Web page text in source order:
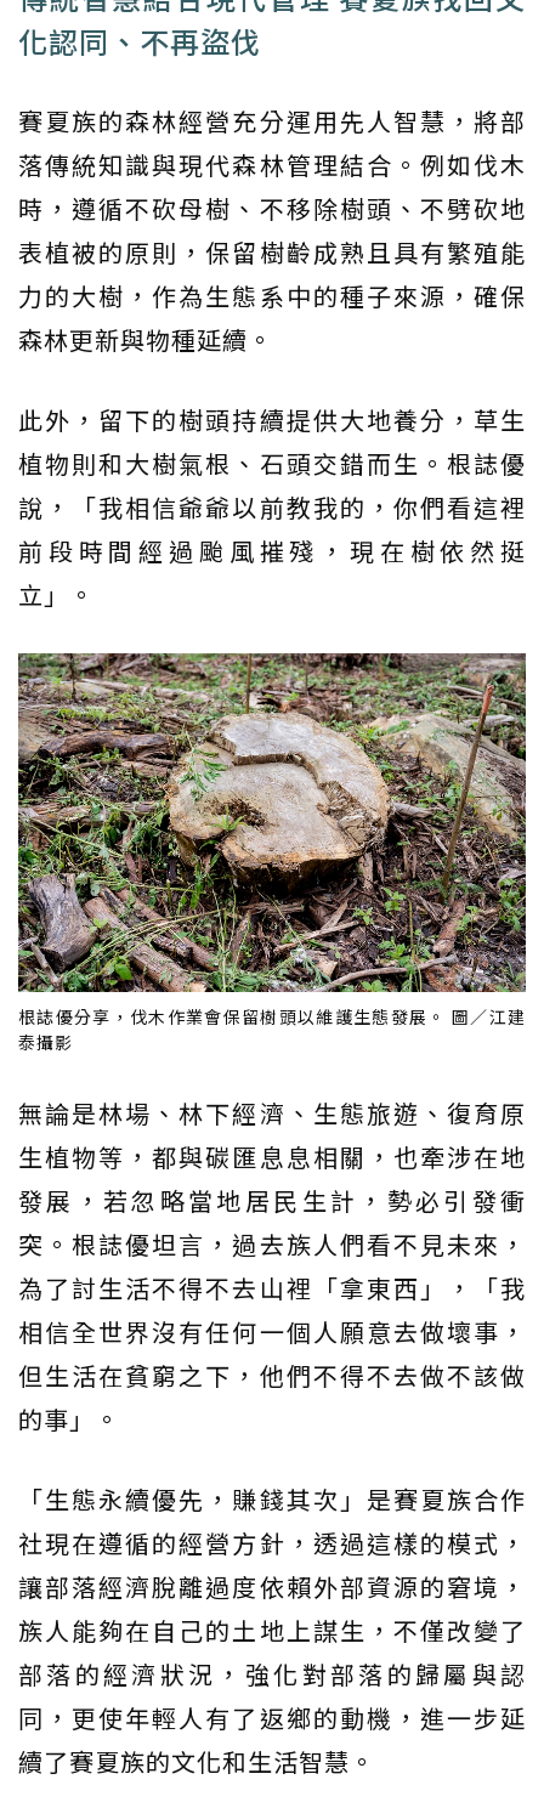
化認同、不再盜伐
賽夏族的森林經營充分運用先人智慧，將部
落傳統知識與現代森林管理結合。例如伐木
時，遵循不砍母樹、不移除樹頭、不劈砍地
表植被的原則，保留樹齡成熟且具有繁殖能
力的大樹，作為生態系中的種子來源，確保
森林更新與物種延續。
此外，留下的樹頭持續提供大地養分，草生
植物則和大樹氣根、石頭交錯而生。根誌優
說，「我相信爺爺以前教我的，你們看這裡
前段時間經過颱風摧殘，現在樹依然挺
立」。
根誌優分享，伐木作業會保留樹頭以維護生態發展。 圖／江建
泰攝影
無論是林場、林下經濟、生態旅遊、復育原
生植物等，都與碳匯息息相關，也牽涉在地
發展，若忽略當地居民生計，勢必引發衝
突。根誌優坦言，過去族人們看不見未來，
為了討生活不得不去山裡「拿東西」，「我
相信全世界沒有任何一個人願意去做壞事，
但生活在貧窮之下，他們不得不去做不該做
的事」。
「生態永續優先，賺錢其次」是賽夏族合作
社現在遵循的經營方針，透過這樣的模式，
讓部落經濟脫離過度依賴外部資源的窘境，
族人能夠在自己的土地上謀生，不僅改變了
部落的經濟狀況，強化對部落的歸屬與認
同，更使年輕人有了返鄉的動機，進一步延
續了賽夏族的文化和生活智慧。